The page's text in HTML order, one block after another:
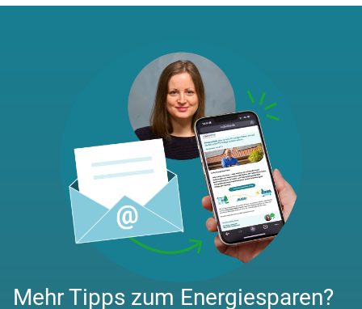
Mehr Tipps zum Energiesparen?